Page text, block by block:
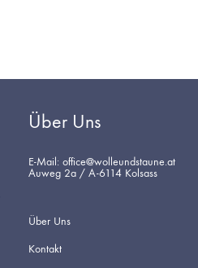
Über Uns
E-Mail: office@wolleundstaune.at
Auweg 2a / A-6114 Kolsass
Über Uns
Kontakt